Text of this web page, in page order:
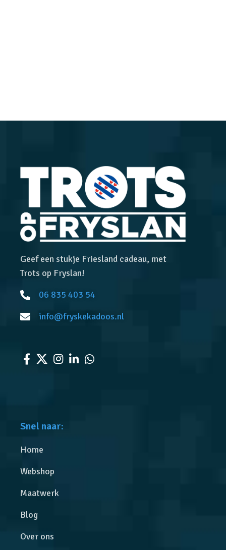
Geef een stukje Friesland cadeau, met
Trots op Fryslan!
06 835 403 54
info@fryskekadoos.nl
Snel naar:
Home
Webshop
Maatwerk
Blog
Over ons